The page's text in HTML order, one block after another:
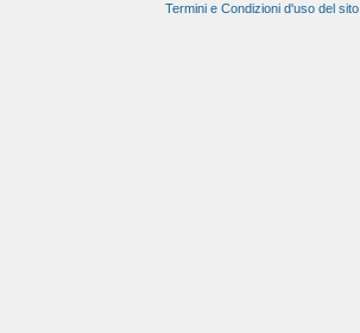
Termini e Condizioni d'uso del sito